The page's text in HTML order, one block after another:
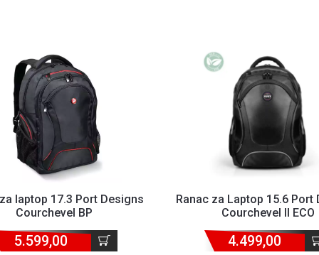
laptop 17.3 Port Designs
Courchevel BP
5.599,00
Ranac za Laptop 15.6 Port
Courchevel II ECO
4.499,00